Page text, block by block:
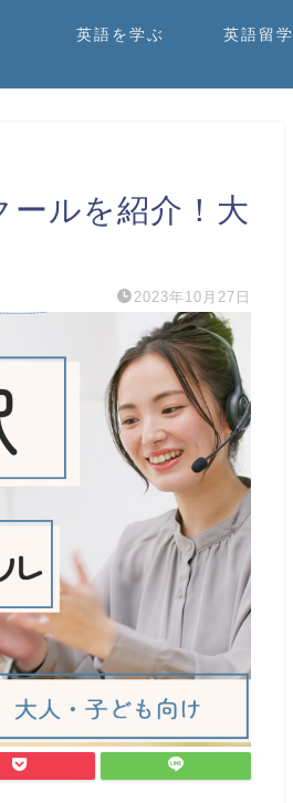
英語を学ぶ 英語留学
ールを紹介！大
2023年10月27日